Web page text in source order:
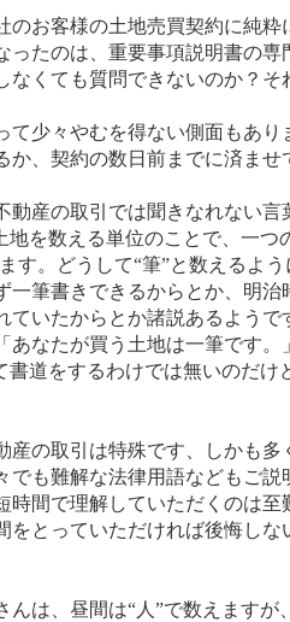
のお客様の土地売買契約に純粋
ったのは、重要事項説明書の専
なくても質問できないのか？そ
て少々やむを得ない側面もあり
、契約の数日前までに済ませ
動産の取引では聞きなれない言
地を数える単位のことで、一つ
す。どうして“筆”と数えるよ
一筆書きできるからとか、明治
ていたからとか諸説あるようで
あなたが買う土地は一筆です。
書道をするわけでは無いのだけ
産の取引は特殊です、しかも多
でも難解な法律用語などもご説
時間で理解していただくのは至
をとっていただければ後悔しな
は、昼間は“人”で数えますが